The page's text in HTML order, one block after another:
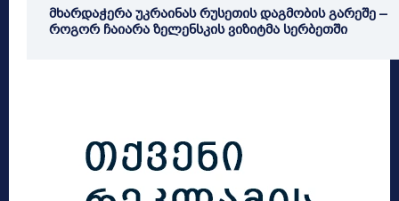
მხარდაჭერა უკრაინას რუსეთის დაგმობის გარეშე –
როგორ ჩაიარა ზელენსკის ვიზიტმა სერბეთში